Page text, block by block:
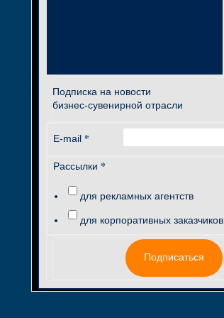
Подписка на новости
бизнес-сувенирной отрасли
E-mail *
Рассылки *
для рекламных агентств
для корпоративных заказчиков
Подписаться